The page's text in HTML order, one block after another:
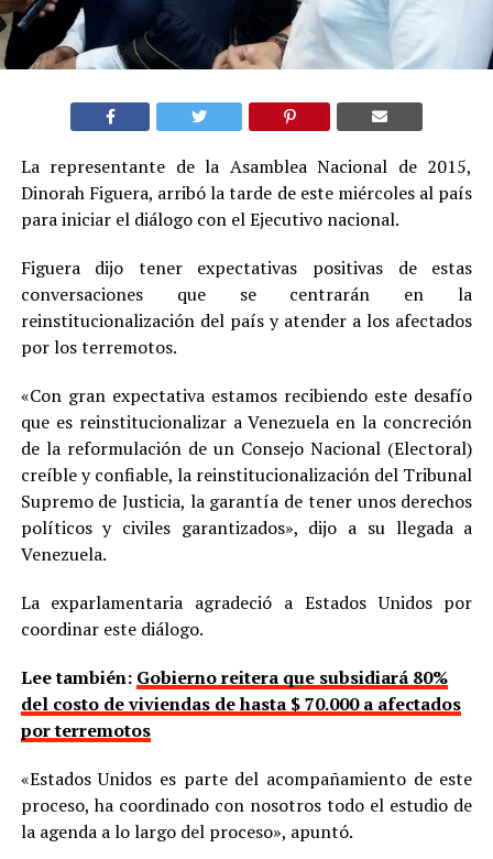
La representante de la Asamblea Nacional de 2015,
Dinorah Figuera, arribó la tarde de este miércoles al país
para iniciar el diálogo con el Ejecutivo nacional.
Figuera dijo tener expectativas positivas de estas
conversaciones que se centrarán en la
reinstitucionalización del país y atender a los afectados
por los terremotos.
«Con gran expectativa estamos recibiendo este desafío
que es reinstitucionalizar a Venezuela en la concreción
de la reformulación de un Consejo Nacional (Electoral)
creíble y confiable, la reinstitucionalización del Tribunal
Supremo de Justicia, la garantía de tener unos derechos
políticos y civiles garantizados», dijo a su llegada a
Venezuela.
La exparlamentaria agradeció a Estados Unidos por
coordinar este diálogo.
Lee también: Gobierno reitera que subsidiará 80%
del costo de viviendas de hasta $ 70.000 a afectados
por terremotos
«Estados Unidos es parte del acompañamiento de este
proceso, ha coordinado con nosotros todo el estudio de
la agenda a lo largo del proceso», apuntó.